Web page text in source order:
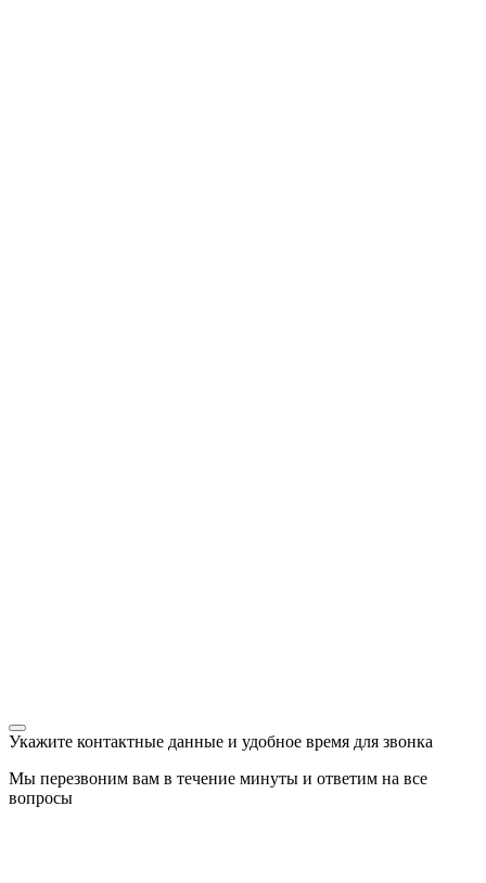
Укажите контактные данные и удобное время для звонка
Мы перезвоним вам в течение минуты и ответим на все
вопросы